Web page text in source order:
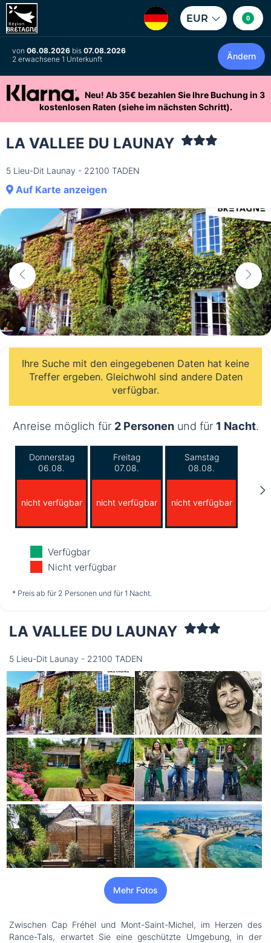
EUR 0
von 06.08.2026 bis 07.08.2026
2 erwachsene 1 Unterkunft
Ändern
Neu! Ab 35€ bezahlen Sie Ihre Buchung in 3
kostenlosen Raten (siehe im nächsten Schritt).
LA VALLEE DU LAUNAY
5 Lieu-Dit Launay - 22100 TADEN
Auf Karte anzeigen
Ihre Suche mit den eingegebenen Daten hat keine
Treffer ergeben. Gleichwohl sind andere Daten
verfügbar.
Anreise möglich für 2 Personenund für 1 Nacht.
Donnerstag
06.08.
nicht verfügbar
Freitag
07.08.
nicht verfügbar
Samstag
08.08.
nicht verfügbar
Sonntag
09.08.
nicht verfügbar nicht verfügbar
Mittwoch
nicht verfügbar
Verfügbar
Nicht verfügbar
* Preis ab für 2 Personen und für 1 Nacht.
LA VALLEE DU LAUNAY
5 Lieu-Dit Launay - 22100 TADEN
Mehr Fotos
Zwischen Cap Fréhel und Mont-Saint-Michel, im Herzen des
Rance-Tals, erwartet Sie eine geschützte Umgebung, in der